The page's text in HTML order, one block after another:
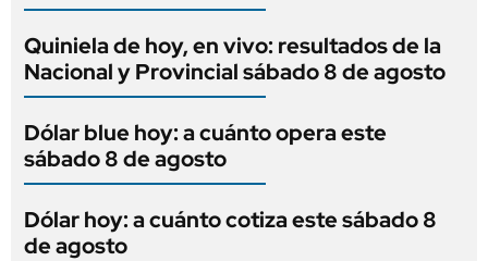
Quiniela de hoy, en vivo: resultados de la
Nacional y Provincial sábado 8 de agosto
Dólar blue hoy: a cuánto opera este
sábado 8 de agosto
Dólar hoy: a cuánto cotiza este sábado 8
de agosto